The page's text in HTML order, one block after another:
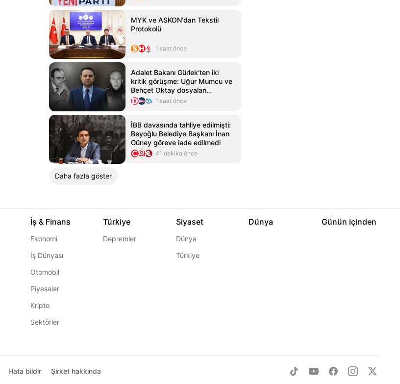
MYK ve ASKON'dan Tekstil
Protokolü
1 saat önce
Adalet Bakanı Gürlek'ten iki
kritik görüşme: Uğur Mumcu ve
Behçet Oktay dosyaları
masada1 saat önce
İBB davasında tahliye edilmişti:
Beyoğlu Belediye Başkanı İnan
Güney göreve iade edilmedi
41 dakika önce
Daha fazla göster
İş & Finans
Ekonomi
İş Dünyası
Otomobil
Piyasalar
Kripto
Sektörler
Türkiye
Depremler
Siyaset
Dünya
Türkiye
Dünya Günün içinden
Hata bildir Şirket hakkında